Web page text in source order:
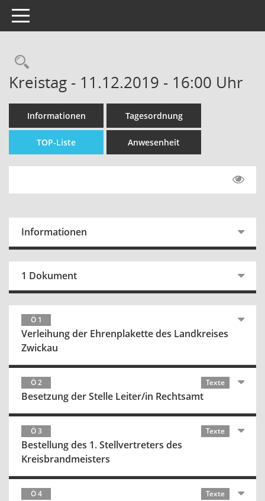
Toggle navigation
Kreistag - 11.12.2019 - 16:00 Uhr
Informationen Tagesordnung
TOP-Liste Anwesenheit
Informationen
1 Dokument
Ö 1
Verleihung der Ehrenplakette des Landkreises
Zwickau
Ö 2 Texte
Besetzung der Stelle Leiter/in Rechtsamt
Ö 3 Texte
Bestellung des 1. Stellvertreters des
Kreisbrandmeisters
Ö 4 Texte